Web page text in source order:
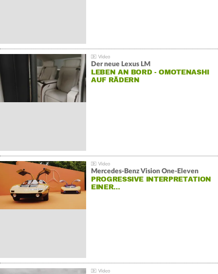
Der neue Lexus LM
LEBEN AN BORD - OMOTENASHI
AUF RÄDERN
Mercedes-Benz Vision One-Eleven
PROGRESSIVE INTERPRETATION
EINER…